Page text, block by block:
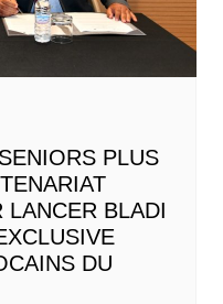
PLUS
LANCER BLADI
DU